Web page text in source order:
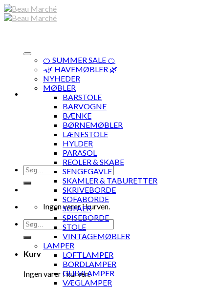
Skip
to
Søg
efter:
Ingen varer i kurven.
Søg
efter:
Kurv
Ingen varer i kurven.
🍊 SUMMER SALE 🍊
·🌿 HAVEMØBLER 🌿
NYHEDER
MØBLER
BARSTOLE
BARVOGNE
BÆNKE
BØRNEMØBLER
LÆNESTOLE
HYLDER
PARASOL
REOLER & SKABE
SENGEGAVLE
SKAMLER & TABURETTER
SKRIVEBORDE
SOFABORDE
SOFAER
SPISEBORDE
STOLE
VINTAGEMØBLER
LAMPER
LOFTLAMPER
BORDLAMPER
GULVLAMPER
VÆGLAMPER